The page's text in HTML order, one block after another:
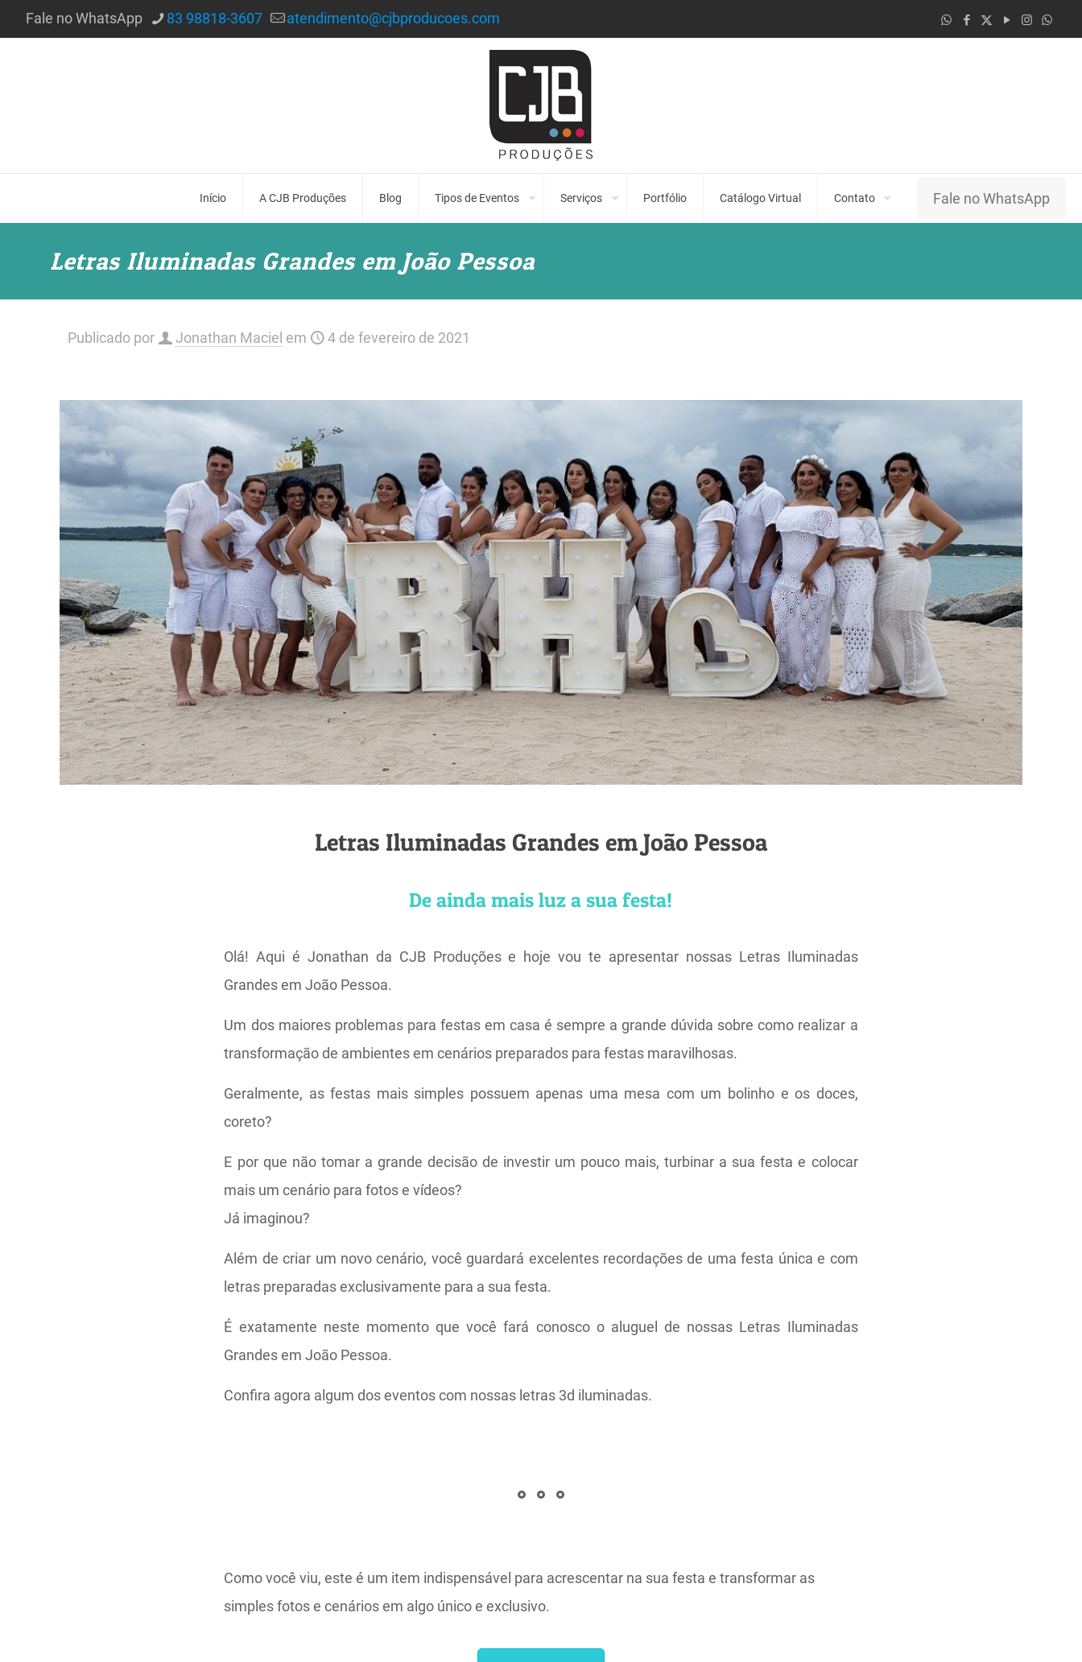
Fale no WhatsApp 83 98818-3607 atendimento@cjbproducoes.com
Início A CJB Produções Blog Tipos de Eventos Serviços Portfólio Catálogo Virtual Contato Fale no WhatsApp
Letras Iluminadas Grandes em João Pessoa
Publicado por Jonathan Maciel em 4 de fevereiro de 2021
Letras Iluminadas Grandes em João Pessoa
De ainda mais luz a sua festa!
Olá! Aqui é Jonathan da CJB Produções e hoje vou te apresentar nossas Letras Iluminadas
Grandes em João Pessoa.
Um dos maiores problemas para festas em casa é sempre a grande dúvida sobre como realizar a
transformação de ambientes em cenários preparados para festas maravilhosas.
Geralmente, as festas mais simples possuem apenas uma mesa com um bolinho e os doces,
coreto?
E por que não tomar a grande decisão de investir um pouco mais, turbinar a sua festa e colocar
mais um cenário para fotos e vídeos?
Já imaginou?
Além de criar um novo cenário, você guardará excelentes recordações de uma festa única e com
letras preparadas exclusivamente para a sua festa.
É exatamente neste momento que você fará conosco o aluguel de nossas Letras Iluminadas
Grandes em João Pessoa.
Confira agora algum dos eventos com nossas letras 3d iluminadas.
Como você viu, este é um item indispensável para acrescentar na sua festa e transformar as
simples fotos e cenários em algo único e exclusivo.